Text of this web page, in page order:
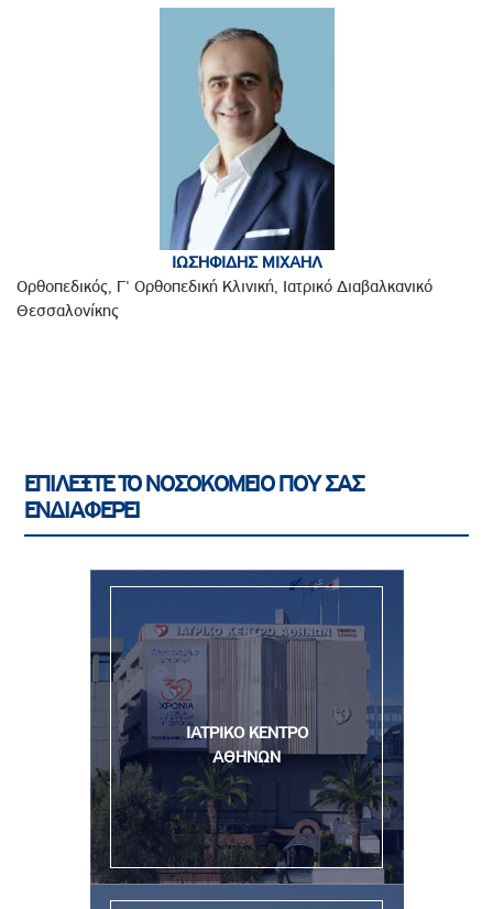
ΙΩΣΗΦΙΔΗΣ ΜΙΧΑΗΛ
Ορθοπεδικός, Γ' Ορθοπεδική Κλινική, Ιατρικό Διαβαλκανικό
Θεσσαλονίκης
ΕΠΙΛΕΞΤΕ ΤΟ ΝΟΣΟΚΟΜΕΙΟ ΠΟΥ ΣΑΣ
ΕΝΔΙΑΦΕΡΕΙ
ΙΑΤΡΙΚΟ ΚΕΝΤΡΟ
ΑΘΗΝΩΝ